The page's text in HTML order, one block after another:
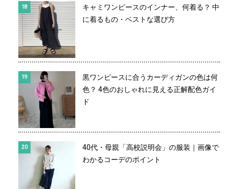
キャミワンピースのインナー、何着る？ 中
に着るもの・ベストな選び方
黒ワンピースに合うカーディガンの色は何
色？ 4色のおしゃれに見える正解配色ガイ
ド
40代・母親「高校説明会」の服装｜画像で
わかるコーデのポイント